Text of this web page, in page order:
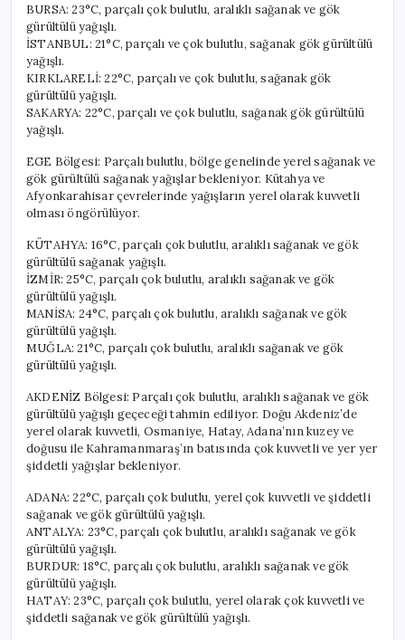
BURSA: 23°C, parçalı çok bulutlu, aralıklı sağanak ve gök
gürültülü yağışlı.
İSTANBUL: 21°C, parçalı ve çok bulutlu, sağanak gök gürültülü
yağışlı.
KIRKLARELİ: 22°C, parçalı ve çok bulutlu, sağanak gök
gürültülü yağışlı.
SAKARYA: 22°C, parçalı ve çok bulutlu, sağanak gök gürültülü
yağışlı.
EGE Bölgesi: Parçalı bulutlu, bölge genelinde yerel sağanak ve
gök gürültülü sağanak yağışlar bekleniyor. Kütahya ve
Afyonkarahisar çevrelerinde yağışların yerel olarak kuvvetli
olması öngörülüyor.
KÜTAHYA: 16°C, parçalı çok bulutlu, aralıklı sağanak ve gök
gürültülü sağanak yağışlı.
İZMİR: 25°C, parçalı çok bulutlu, aralıklı sağanak ve gök
gürültülü yağışlı.
MANİSA: 24°C, parçalı çok bulutlu, aralıklı sağanak ve gök
gürültülü yağışlı.
MUĞLA: 21°C, parçalı çok bulutlu, aralıklı sağanak ve gök
gürültülü yağışlı.
AKDENİZ Bölgesi: Parçalı çok bulutlu, aralıklı sağanak ve gök
gürültülü yağışlı geçeceği tahmin ediliyor. Doğu Akdeniz’de
yerel olarak kuvvetli, Osmaniye, Hatay, Adana’nın kuzey ve
doğusu ile Kahramanmaraş’ın batısında çok kuvvetli ve yer yer
şiddetli yağışlar bekleniyor.
ADANA: 22°C, parçalı çok bulutlu, yerel çok kuvvetli ve şiddetli
sağanak ve gök gürültülü yağışlı.
ANTALYA: 23°C, parçalı çok bulutlu, aralıklı sağanak ve gök
gürültülü yağışlı.
BURDUR: 18°C, parçalı çok bulutlu, aralıklı sağanak ve gök
gürültülü yağışlı.
HATAY: 23°C, parçalı çok bulutlu, yerel olarak çok kuvvetli ve
şiddetli sağanak ve gök gürültülü yağışlı.